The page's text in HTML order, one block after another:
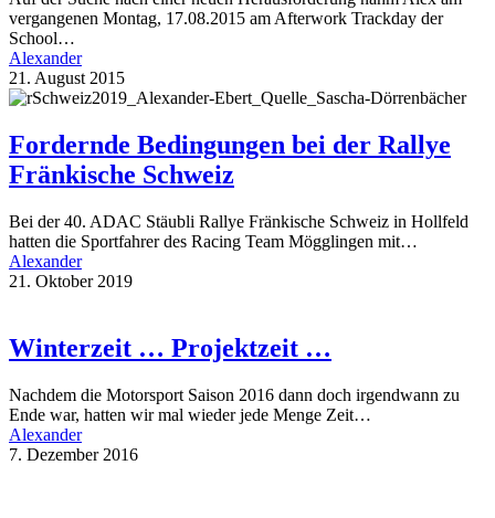
vergangenen Montag, 17.08.2015 am Afterwork Trackday der
School…
Alexander
21. August 2015
Fordernde Bedingungen bei der Rallye
Fränkische Schweiz
Bei der 40. ADAC Stäubli Rallye Fränkische Schweiz in Hollfeld
hatten die Sportfahrer des Racing Team Mögglingen mit…
Alexander
21. Oktober 2019
Winterzeit … Projektzeit …
Nachdem die Motorsport Saison 2016 dann doch irgendwann zu
Ende war, hatten wir mal wieder jede Menge Zeit…
Alexander
7. Dezember 2016